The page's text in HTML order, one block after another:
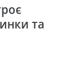
та